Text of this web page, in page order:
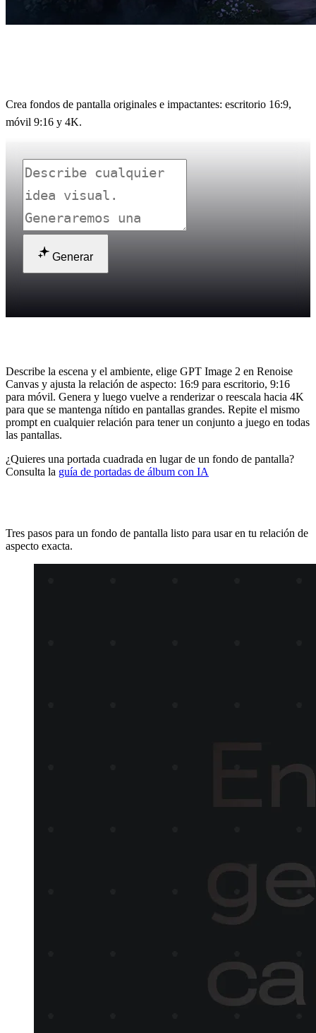
Crea fondos de pantalla originales e impactantes: escritorio 16:9,
móvil 9:16 y 4K.
Generar
Describe la escena y el ambiente, elige GPT Image 2 en Renoise
Canvas y ajusta la relación de aspecto: 16:9 para escritorio, 9:16
para móvil. Genera y luego vuelve a renderizar o reescala hacia 4K
para que se mantenga nítido en pantallas grandes. Repite el mismo
prompt en cualquier relación para tener un conjunto a juego en todas
las pantallas.
¿Quieres una portada cuadrada en lugar de un fondo de pantalla?
Consulta la guía de portadas de álbum con IA
Tres pasos para un fondo de pantalla listo para usar en tu relación de
aspecto exacta.